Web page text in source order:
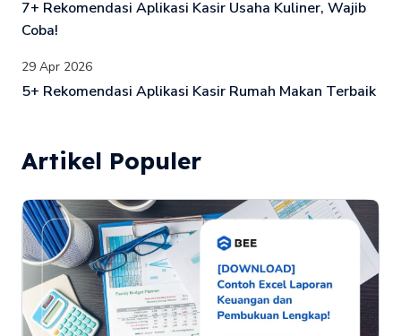
7+ Rekomendasi Aplikasi Kasir Usaha Kuliner, Wajib
Coba!
29 Apr 2026
5+ Rekomendasi Aplikasi Kasir Rumah Makan Terbaik
Artikel Populer